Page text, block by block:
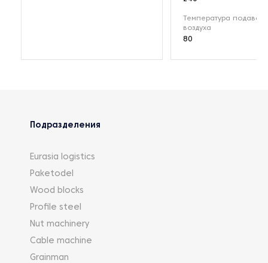
Температура
воздуха
80
Подразделения
Eurasia logistics
Paketodel
Wood blocks
Profile steel
Nut machinery
Cable machine
Grainman